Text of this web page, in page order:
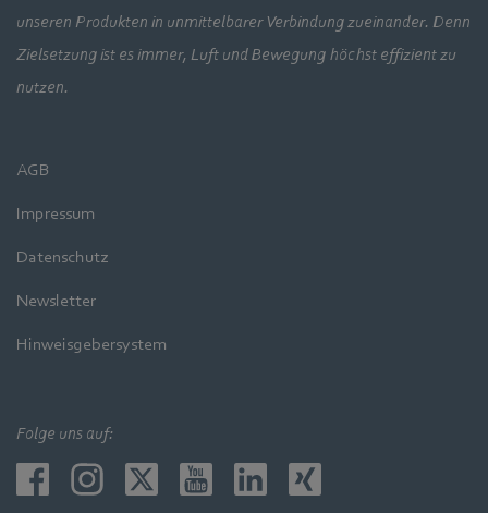
unseren Produkten in unmittelbarer Verbindung zueinander. Denn
Zielsetzung ist es immer, Luft und Bewegung höchst effizient zu
nutzen.
AGB
Impressum
Datenschutz
Newsletter
Hinweisgebersystem
Folge uns auf: